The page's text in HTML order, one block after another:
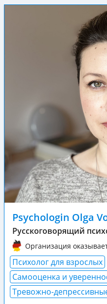
Psychologin Olga
Русскоговорящий
Организация
Психолог для взрослых
Самооценка и
Тревожно-